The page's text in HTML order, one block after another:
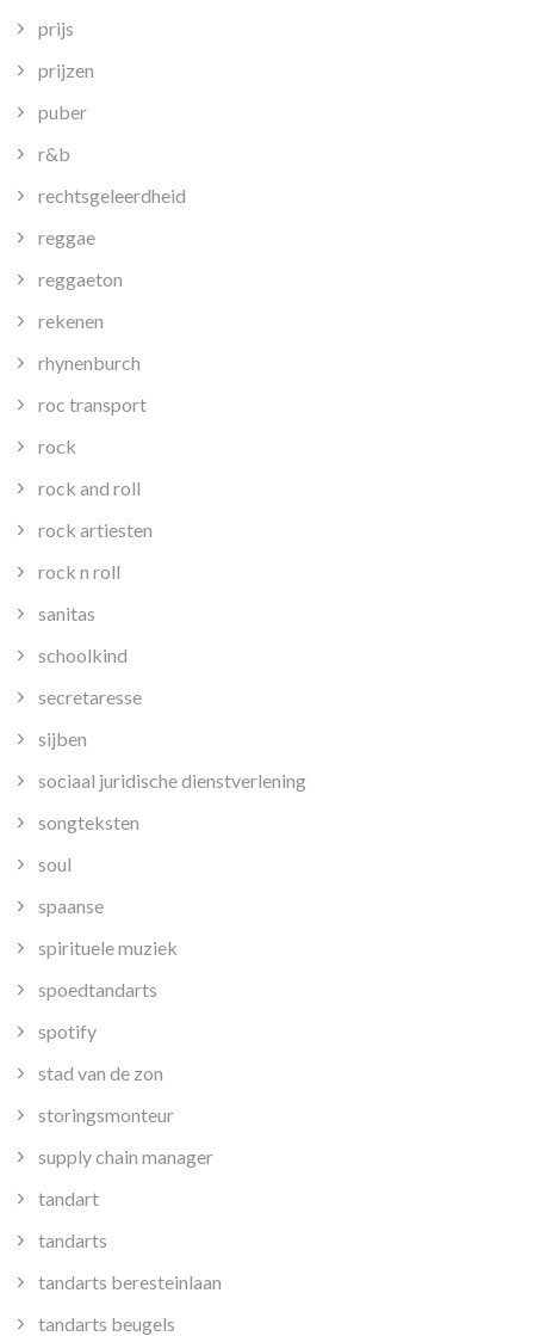
prijs
prijzen
puber
r&b
rechtsgeleerdheid
reggae
reggaeton
rekenen
rhynenburch
roc transport
rock
rock and roll
rock artiesten
rock n roll
sanitas
schoolkind
secretaresse
sijben
sociaal juridische dienstverlening
songteksten
soul
spaanse
spirituele muziek
spoedtandarts
spotify
stad van de zon
storingsmonteur
supply chain manager
tandart
tandarts
tandarts beresteinlaan
tandarts beugels